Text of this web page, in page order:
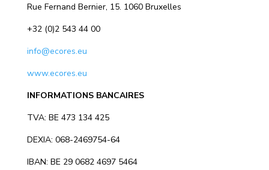
Rue Fernand Bernier, 15. 1060 Bruxelles
+32 (0)2 543 44 00
info@ecores.eu
www.ecores.eu
INFORMATIONS BANCAIRES
TVA: BE 473 134 425
DEXIA: 068-2469754-64
IBAN: BE 29 0682 4697 5464